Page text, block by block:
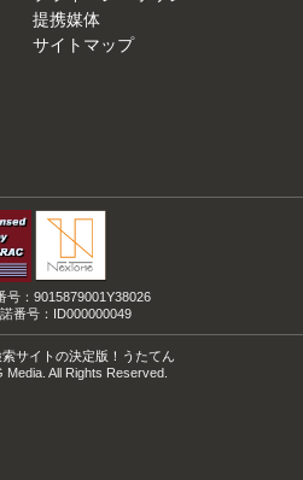
提携媒体
サイトマップ
号：9015879001Y38026
番号：ID000000049
サイトの決定版！うたてん
All Rights Reserved.